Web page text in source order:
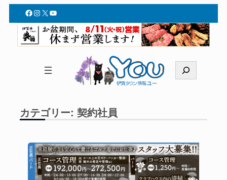
容
Facebook
Instagram
X YouTube
索
カテゴリー:契約社員